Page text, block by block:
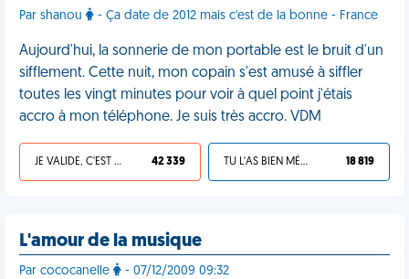
Par shanou - Ça date de 2012 mais c'est de la bonne - France
Aujourd'hui, la sonnerie de mon portable est le bruit d'un
sifflement. Cette nuit, mon copain s'est amusé à siffler
toutes les vingt minutes pour voir à quel point j'étais
accro à mon téléphone. Je suis très accro. VDM
JE VALIDE, C'EST UNE VDM 42 339 TU L'AS BIEN MÉRITÉ 18 819
L'amour de la musique
Par cococanelle - 07/12/2009 09:32